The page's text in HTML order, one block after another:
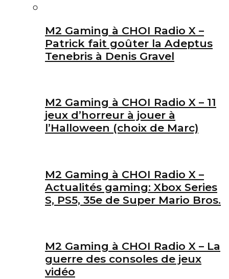
M2 Gaming à CHOI Radio X –
Patrick fait goûter la Adeptus
Tenebris à Denis Gravel
M2 Gaming à CHOI Radio X – 11
jeux d’horreur à jouer à
l’Halloween (choix de Marc)
M2 Gaming à CHOI Radio X –
Actualités gaming: Xbox Series
S, PS5, 35e de Super Mario Bros.
M2 Gaming à CHOI Radio X – La
guerre des consoles de jeux
vidéo